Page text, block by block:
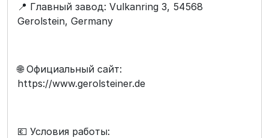
📍 Главный завод: Vulkanring 3, 54568
Gerolstein, Germany
🌐 Официальный сайт:
https://www.gerolsteiner.de
💶 Условия работы: